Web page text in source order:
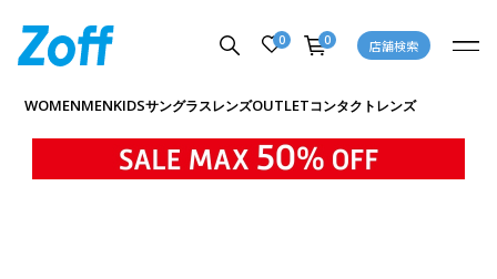
0 0 店舗検索
WOMENMENKIDSサングラスレンズOUTLETコンタクトレンズ
商品詳細ページへ